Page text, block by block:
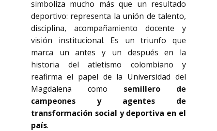
simboliza mucho más que un resultado
deportivo: representa la unión de talento,
disciplina, acompañamiento docente y
visión institucional. Es un triunfo que
marca un antes y un después en la
historia del atletismo colombiano y
reafirma el papel de la Universidad del
Magdalena como semillero de
campeones y agentes de
transformación social y deportiva en el
país.